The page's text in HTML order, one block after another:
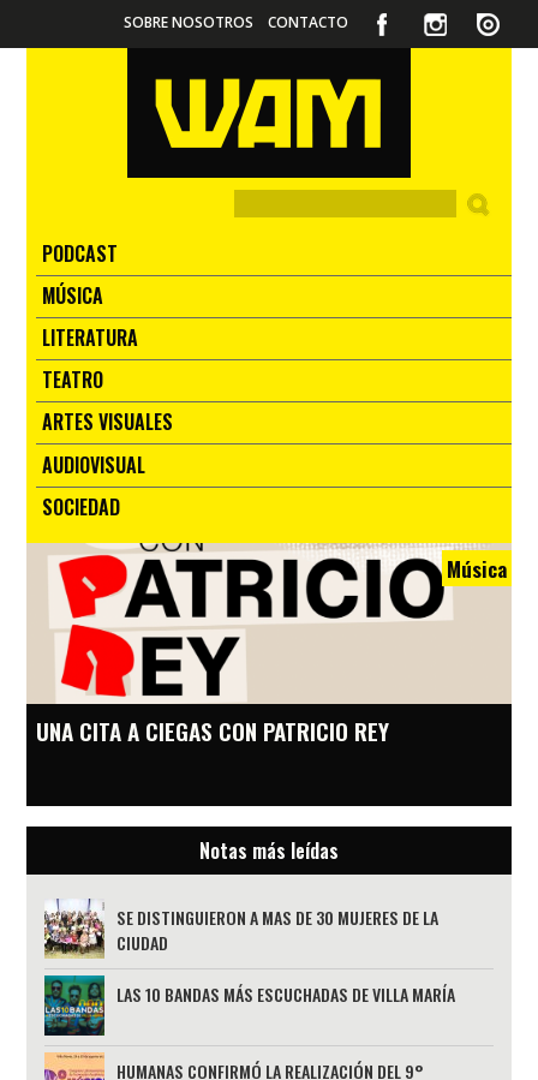
SOBRE NOSOTROS CONTACTO
PODCAST
MÚSICA
LITERATURA
TEATRO
ARTES VISUALES
AUDIOVISUAL
SOCIEDAD
Música
UNA CITA A CIEGAS CON PATRICIO REY
Notas más leídas
SE DISTINGUIERON A MAS DE 30 MUJERES DE LA
CIUDAD
LAS 10 BANDAS MÁS ESCUCHADAS DE VILLA MARÍA
HUMANAS CONFIRMÓ LA REALIZACIÓN DEL 9°